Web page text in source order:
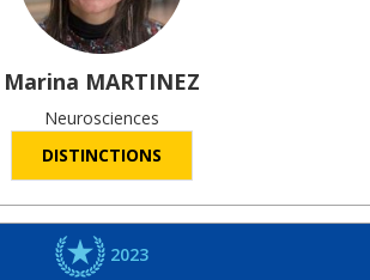
Marina MARTINEZ
Neurosciences
DISTINCTIONS
2023